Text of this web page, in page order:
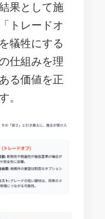
果として施
トレードオ
犠牲にする
仕組みを理
る価値を正
。